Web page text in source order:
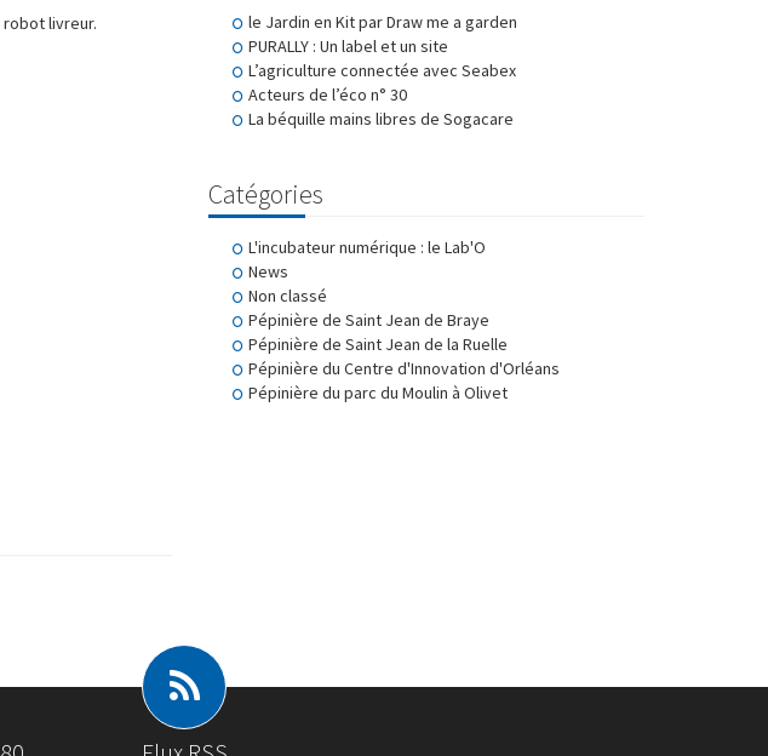
livreur.
le Jardin en Kit par Draw me a garden
PURALLY : Un label et un site
L’agriculture connectée avec Seabex
Acteurs de l’éco n° 30
La béquille mains libres de Sogacare
Catégories
L'incubateur numérique : le Lab'O
News
Non classé
Pépinière de Saint Jean de Braye
Pépinière de Saint Jean de la Ruelle
Pépinière du Centre d'Innovation d'Orléans
Pépinière du parc du Moulin à Olivet